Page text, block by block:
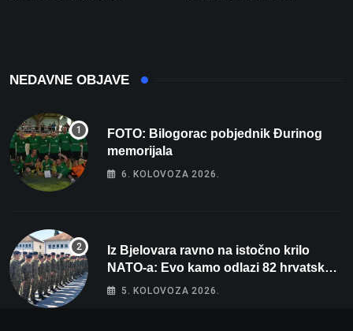
NEDAVNE OBJAVE
FOTO: Bilogorac pobjednik Đurinog
memorijala
6. KOLOVOZA 2026.
Iz Bjelovara ravno na istočno krilo
NATO-a: Evo kamo odlazi 82 hrvatska
vojnika i 6 vojnikinja
5. KOLOVOZA 2026.